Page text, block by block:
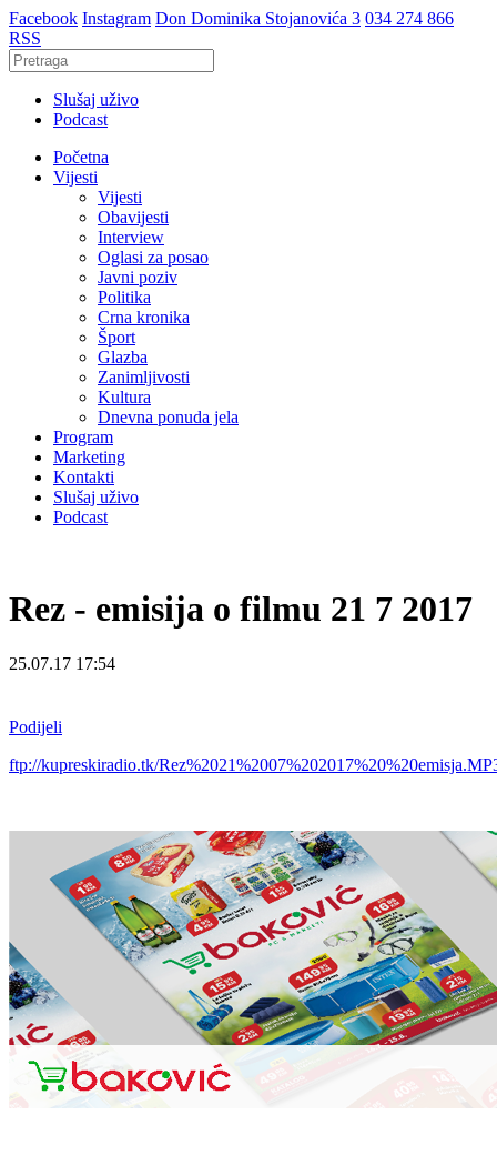
Facebook Instagram Don Dominika Stojanovića 3 034 274 866
RSS
Slušaj uživo
Podcast
Početna
Vijesti
Vijesti
Obavijesti
Interview
Oglasi za posao
Javni poziv
Politika
Crna kronika
Šport
Glazba
Zanimljivosti
Kultura
Dnevna ponuda jela
Program
Marketing
Kontakti
Slušaj uživo
Podcast
Rez - emisija o filmu 21 7 2017
25.07.17 17:54
Podijeli
ftp://kupreskiradio.tk/